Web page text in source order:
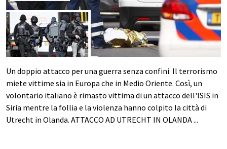
Un doppio attacco per una guerra senza confini. Il terrorismo
miete vittime sia in Europa che in Medio Oriente. Così, un
volontario italiano è rimasto vittima di un attacco dell'ISIS in
Siria mentre la follia e la violenza hanno colpito la città di
Utrecht in Olanda. ATTACCO AD UTRECHT IN OLANDA ...